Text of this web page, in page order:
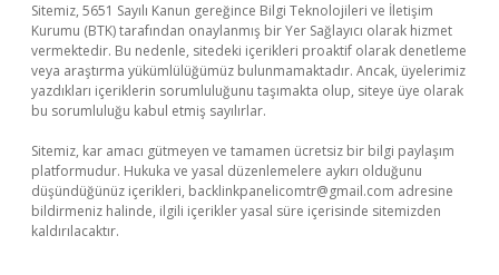
Sitemiz, 5651 Sayılı Kanun gereğince Bilgi Teknolojileri ve İletişim
Kurumu (BTK) tarafından onaylanmış bir Yer Sağlayıcı olarak hizmet
vermektedir. Bu nedenle, sitedeki içerikleri proaktif olarak denetleme
veya araştırma yükümlülüğümüz bulunmamaktadır. Ancak, üyelerimiz
yazdıkları içeriklerin sorumluluğunu taşımakta olup, siteye üye olarak
bu sorumluluğu kabul etmiş sayılırlar.
Sitemiz, kar amacı gütmeyen ve tamamen ücretsiz bir bilgi paylaşım
platformudur. Hukuka ve yasal düzenlemelere aykırı olduğunu
düşündüğünüz içerikleri, backlinkpanelicomtr@gmail.com adresine
bildirmeniz halinde, ilgili içerikler yasal süre içerisinde sitemizden
kaldırılacaktır.